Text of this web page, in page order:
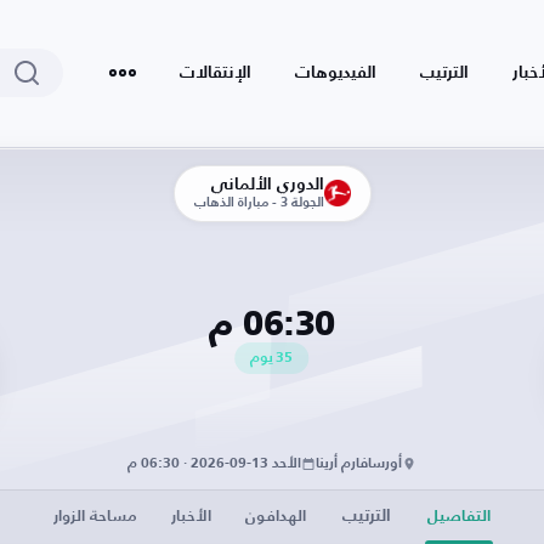
الترتيب الفيديوهات الإنتقالات
الدوري الألماني
الجولة 3 - مباراة الذهاب
06:30 م
35 يوم
أورسافارم أرينا الأحد 13-09-2026 · 06:30 م
التفاصيل الترتيب الهدافون الأخبار مساحة الزوار